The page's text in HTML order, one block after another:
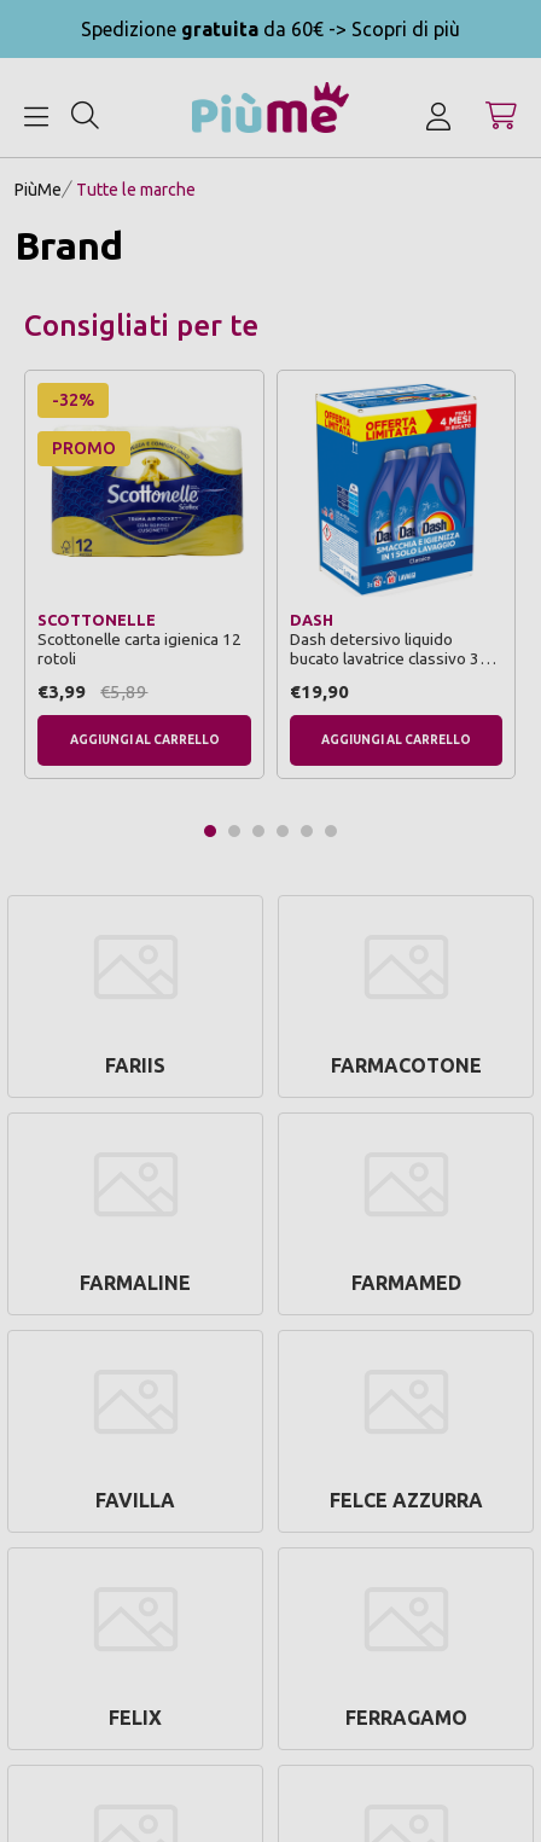
Spedizione gratuita da 60€ -> Scopri di più
PiùMe Tutte le marche
Brand
Consigliati per te
-32%
PROMO
SCOTTONELLE
Scottonelle carta igienica 12
rotoli
€3,99 €5,89
AGGIUNGI AL CARRELLO
DASH
Dash detersivo liquido
bucato lavatrice classivo 3
€19,90
AGGIUNGI AL CARRELLO
FARIIS FARMACOTONE
FARMALINE FARMAMED
FAVILLA FELCE AZZURRA
FELIX FERRAGAMO